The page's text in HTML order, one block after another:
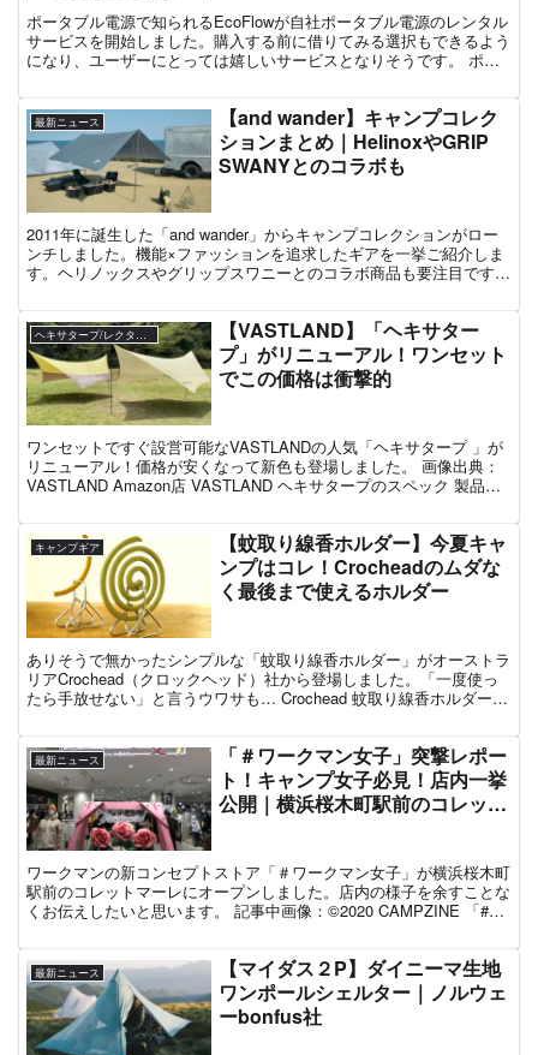
ポータブル電源で知られるEcoFlowが自社ポータブル電源のレンタル
サービスを開始しました。購入する前に借りてみる選択もできるよう
になり、ユーザーにとっては嬉しいサービスとなりそうです。 ポー
最新ニュース
【and wander】キャンプコレク
ションまとめ｜HelinoxやGRIP
SWANYとのコラボも
2011年に誕生した「and wander」からキャンプコレクションがロー
ンチしました。機能×ファッションを追求したギアを一挙ご紹介しま
す。ヘリノックスやグリップスワニーとのコラボ商品も要注目です。
ヘキサタープ/レクタタープ
【VASTLAND】「ヘキサター
プ」がリニューアル！ワンセット
でこの価格は衝撃的
ワンセットですぐ設営可能なVASTLANDの人気「ヘキサタープ 」が
リニューアル！価格が安くなって新色も登場しました。 画像出典：
VASTLAND Amazon店 VASTLAND ヘキサタープのスペック 製品名
キャンプギア
【蚊取り線香ホルダー】今夏キャ
ンプはコレ！Crocheadのムダな
く最後まで使えるホルダー
ありそうで無かったシンプルな「蚊取り線香ホルダー」がオーストラ
リアCrochead（クロックヘッド）社から登場しました。「一度使っ
たら手放せない」と言うウワサも… Crochead 蚊取り線香ホルダーの
最新ニュース
「＃ワークマン女子」突撃レポー
ト！キャンプ女子必見！店内一挙
公開｜横浜桜木町駅前のコレット
ワークマンの新コンセプトストア「＃ワークマン女子」が横浜桜木町
駅前のコレットマーレにオープンしました。店内の様子を余すことな
くお伝えしたいと思います。 記事中画像：©︎2020 CAMPZINE 「#ワ
最新ニュース
【マイダス２P】ダイニーマ生地
ワンポールシェルター｜ノルウェ
ーbonfus社